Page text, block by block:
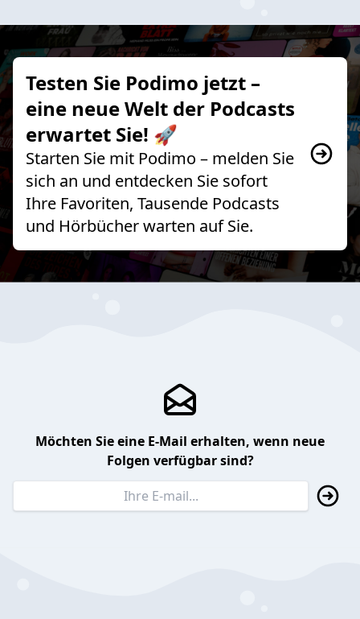
Testen Sie Podimo jetzt –
eine neue Welt der Podcasts
erwartet Sie! 🚀
Starten Sie mit Podimo – melden Sie
sich an und entdecken Sie sofort
Ihre Favoriten, Tausende Podcasts
und Hörbücher warten auf Sie.
Möchten Sie eine E-Mail erhalten, wenn neue
Folgen verfügbar sind?